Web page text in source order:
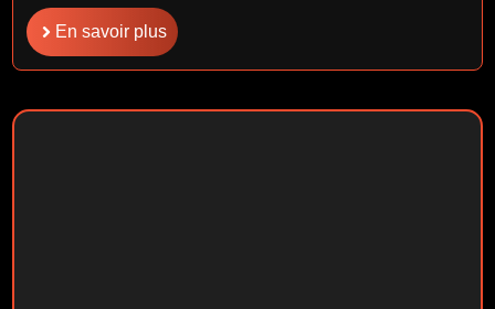
En savoir plus